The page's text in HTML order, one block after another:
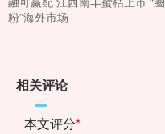
粉”海外市场
相关评论
本文评分*